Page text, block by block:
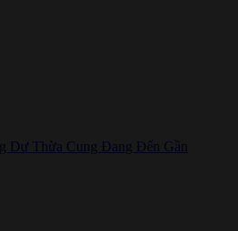
Dư Thừa Cung Đang Đến Gần